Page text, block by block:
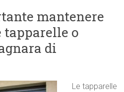
mantenere
o
di
Le tapparelle